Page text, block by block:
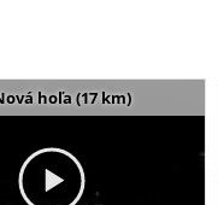
hoľa (17 km)